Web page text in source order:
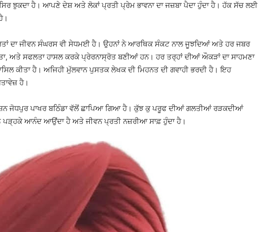
ਝੁਕਦਾ ਹੈ। ਆਪਣੇ ਦੇਸ਼ ਅਤੇ ਲੋਕਾਂ ਪ੍ਰਤੀ ਪ੍ਰੇਮ ਭਾਵਨਾ ਦਾ ਜਜ਼ਬਾ ਪੈਦਾ ਹੁੰਦਾ ਹੈ। ਹੱਕ ਸੱਚ ਲਈ
ਦਾ ਜੀਵਨ ਸੰਘਰਸ ਵੀ ਸੇਧਮਈ ਹੈ। ਉਹਨਾਂ ਨੇ ਆਰਥਿਕ ਸੰਕਟ ਨਾਲ ਜੂਝਦਿਆਂ ਅਤੇ ਹਰ ਜਬਰ
ਅਤੇ ਸਫਲਤਾ ਹਾਸਲ ਕਰਕੇ ਪ੍ਰੇਰਨਾਸ੍ਰੋਤ ਬਣੀਆਂ ਹਨ। ਹਰ ਤਰ੍ਹਾਂ ਦੀਆਂ ਔਕੜਾਂ ਦਾ ਸਾਹਮਣਾ
ਕੀਤਾ ਹੈ। ਅਜਿਹੀ ਮੁੱਲਵਾਨ ਪੁਸਤਕ ਲੇਖਕ ਦੀ ਮਿਹਨਤ ਦੀ ਗਵਾਹੀ ਭਰਦੀ ਹੈ। ਇਹ
ਹੈ।
ਜੋਧਪੁਰ ਪਾਖਰ ਬਠਿੰਡਾ ਵੱਲੋਂ ਛਾਪਿਆ ਗਿਆ ਹੈ। ਕੁੱਝ ਕੁ ਪਰੂਫ ਦੀਆਂ ਗਲਤੀਆਂ ਰੜਕਦੀਆਂ
ਆਨੰਦ ਆਉਂਦਾ ਹੈ ਅਤੇ ਜੀਵਨ ਪ੍ਰਤੀ ਨਜ਼ਰੀਆ ਸਾਫ਼ ਹੁੰਦਾ ਹੈ।